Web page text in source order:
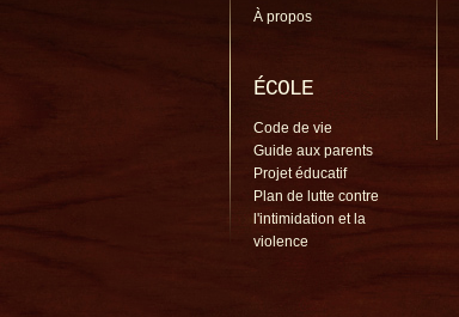
À propos
ÉCOLE
Code de vie
Guide aux parents
Projet éducatif
Plan de lutte contre
l'intimidation et la
violence